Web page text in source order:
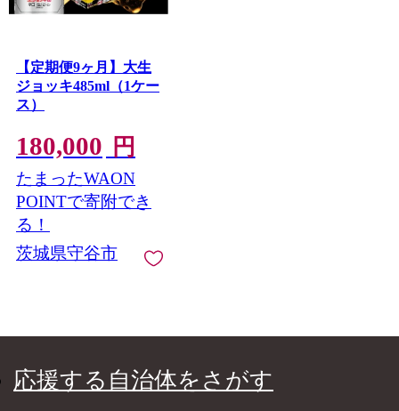
【定期便9ヶ月】大生
ジョッキ485ml（1ケー
ス）
180,000 円
たまったWAON
POINTで寄附でき
る！
茨城県守谷市
応援する自治体をさがす